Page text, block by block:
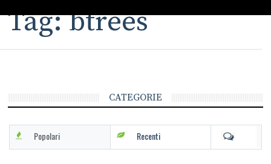
Tag: btrees
CATEGORIE
Popolari Recenti